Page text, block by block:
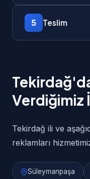
5 Teslim
Verdiğimiz
Tekirdağ ili ve
reklamları
Süleymanpaşa